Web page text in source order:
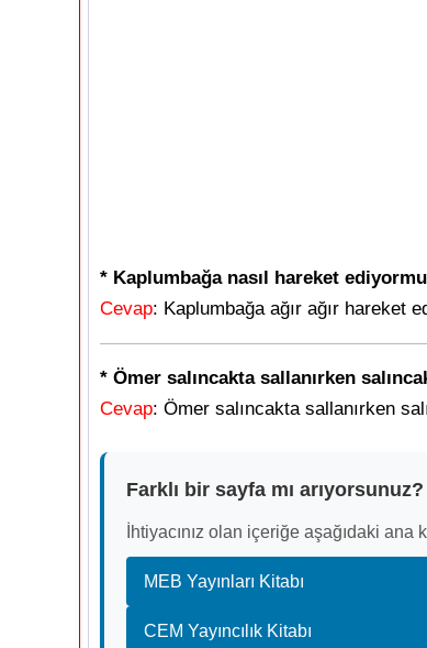
* Kaplumbağa nasıl hareket
Cevap: Kaplumbağa ağır ağır hareket
* Ömer salıncakta sallanırken
Cevap: Ömer salıncakta sallanırken
Farklı bir sayfa mı arıyorsunuz?
İhtiyacınız olan içeriğe aşağıdaki
MEB Yayınları Kitabı
CEM Yayıncılık Kitabı